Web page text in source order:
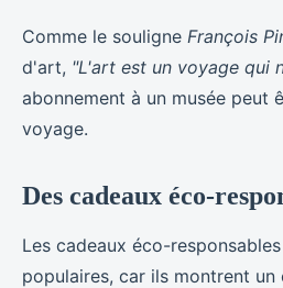
Comme le souligne François
d'art, "L'art est un voyage qui
abonnement à un musée peut
voyage.
Des cadeaux éco-
Les cadeaux éco-
populaires, car ils montrent un